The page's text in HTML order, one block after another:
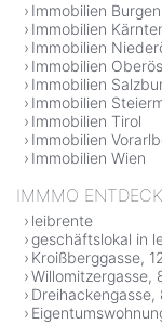
Immobilien
Immobilien
Immobilien
Immobilien
Immobilien
Immobilien
Immobilien Tirol
Immobilien
Immobilien Wien
IMMMO
leibrente
geschäftslokal in
Kroißberggasse,
Willomitzergasse,